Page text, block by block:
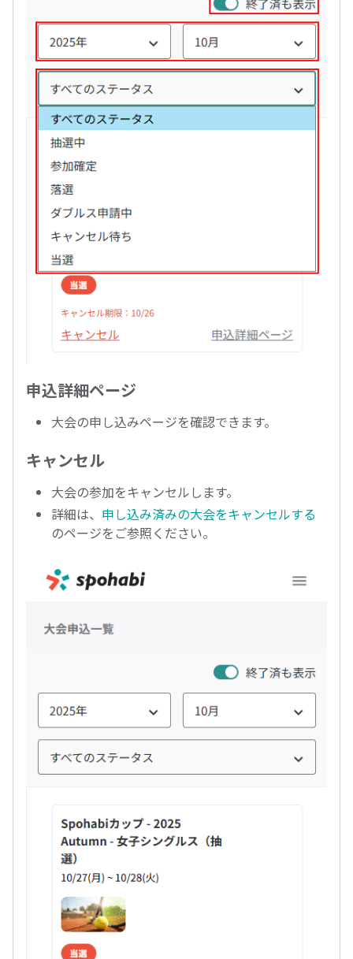
申込詳細ページ
大会の申し込みページを確認できます。
キャンセル
大会の参加をキャンセルします。
詳細は、 申し込み済みの大会をキャンセルする
のページをご参照ください。